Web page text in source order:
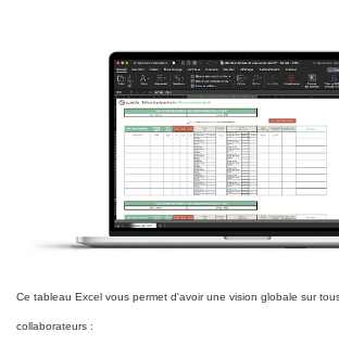
Ce tableau Excel vous permet d'avoir une vision globale sur
collaborateurs :